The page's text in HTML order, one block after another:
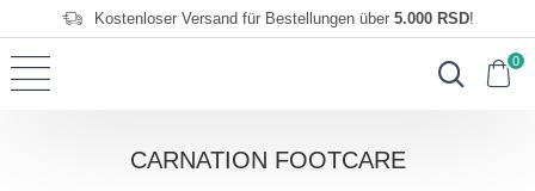
Kostenloser Versand für Bestellungen über 5.000 RSD!
0
CARNATION FOOTCARE